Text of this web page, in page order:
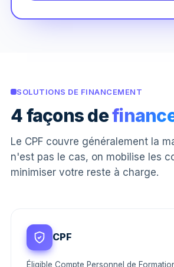
SOLUTIONS DE FINANCEMENT
4 façons de
Le CPF couvre généralement la
n'est pas le cas, on mobilise les
minimiser votre reste à charge.
CPF
Éligible Compte Personnel de